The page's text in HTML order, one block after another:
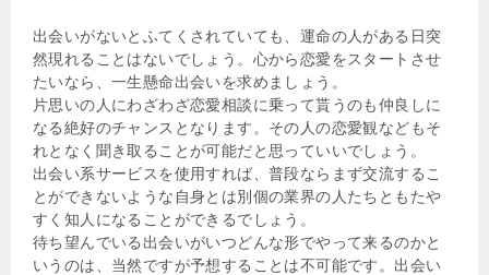
出会いがないとふてくされていても、運命の人がある日突
然現れることはないでしょう。心から恋愛をスタートさせ
たいなら、一生懸命出会いを求めましょう。
片思いの人にわざわざ恋愛相談に乗って貰うのも仲良しに
なる絶好のチャンスとなります。その人の恋愛観などもそ
れとなく聞き取ることが可能だと思っていいでしょう。
出会い系サービスを使用すれば、普段ならまず交流するこ
とができないような自身とは別個の業界の人たちともたや
すく知人になることができるでしょう。
待ち望んでいる出会いがいつどんな形でやって来るのかと
いうのは、当然ですが予想することは不可能です。出会い